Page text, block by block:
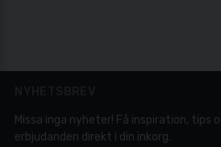
Missa inga nyheter! Få inspiration, tips
erbjudanden direkt i din inkorg.